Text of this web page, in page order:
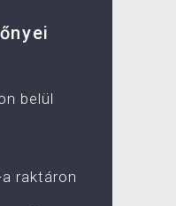
belül
raktáron